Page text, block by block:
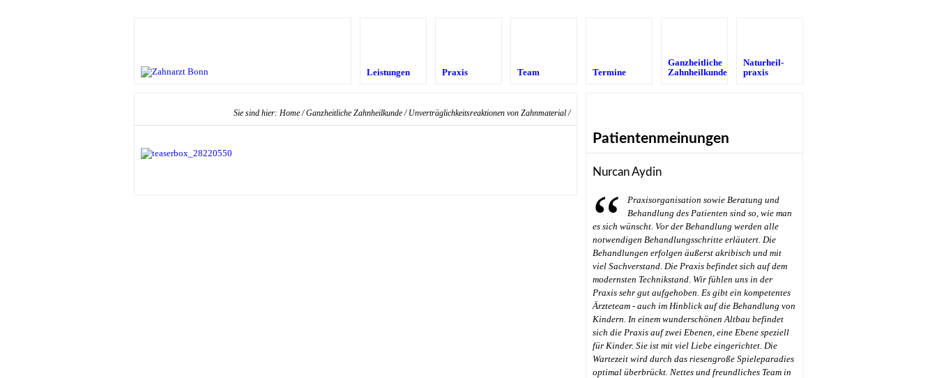
Leistungen Praxis Team Termine
Ganzheitliche
Zahnheilkunde
Naturheil­
praxis
Sie sind hier: Home/Ganzheitliche Zahnheilkunde/ Unverträglichkeitsreaktionen von Zahnmaterial/
Patientenmeinungen
Nurcan Aydin
Praxisorganisation sowie Beratung und
Behandlung des Patienten sind so, wie man
es sich wünscht. Vor der Behandlung werden alle
notwendigen Behandlungsschritte erläutert. Die
Behandlungen erfolgen äußerst akribisch und mit
viel Sachverstand. Die Praxis befindet sich auf dem
modernsten Technikstand. Wir fühlen uns in der
Praxis sehr gut aufgehoben. Es gibt ein kompetentes
Ärzteteam - auch im Hinblick auf die Behandlung von
Kindern. In einem wunderschönen Altbau befindet
sich die Praxis auf zwei Ebenen, eine Ebene speziell
für Kinder. Sie ist mit viel Liebe eingerichtet. Die
Wartezeit wird durch das riesengroße Spieleparadies
optimal überbrückt. Nettes und freundliches Team in